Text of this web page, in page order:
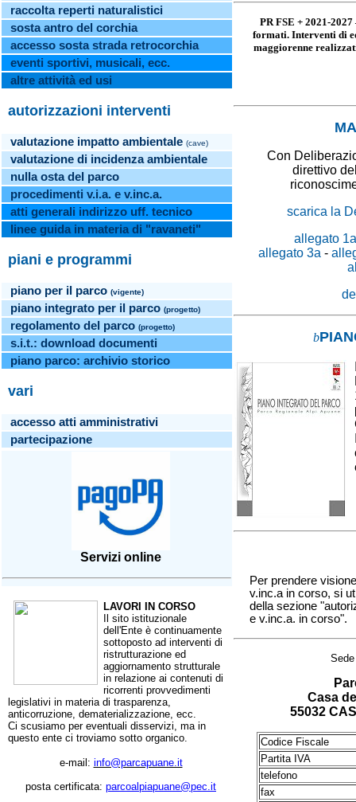
raccolta reperti naturalistici
sosta antro del corchia
accesso sosta strada retrocorchia
eventi sportivi, musicali, ecc.
altre attività ed usi
autorizzazioni interventi
valutazione impatto ambientale (cave)
valutazione di incidenza ambientale
nulla osta del parco
procedimenti v.i.a. e v.inc.a.
atti generali indirizzo uff. tecnico
linee guida in materia di "ravaneti"
piani e programmi
piano per il parco (vigente)
piano integrato per il parco (progetto)
regolamento del parco (progetto)
s.i.t.: download documenti
piano parco: archivio storico
vari
accesso atti amministrativi
partecipazione
Servizi online
LAVORI IN CORSO
Il sito istituzionale
dell'Ente è continuamente
sottoposto ad interventi di
ristrutturazione ed
aggiornamento strutturale
in relazione ai contenuti di
ricorrenti provvedimenti
legislativi in materia di trasparenza,
anticorruzione, dematerializzazione, ecc.
Ci scusiamo per eventuali disservizi, ma in
questo ente ci troviamo sotto organico.
e-mail: info@parcapuane.it
posta certificata: parcoalpiapuane@pec.it
PR FSE + 2021-
formati. Interventi di
maggiorenne
Con
direttivo
scarica la
allegato 1a
allegato 3a -
b
Per prendere
v.inc.a in corso, si
della sezione
e v.inc.a. in corso".
Casa
55032
Codice Fiscale
Partita IVA
telefono
fax